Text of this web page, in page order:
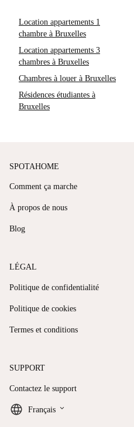
Location appartements 1
chambre à Bruxelles
Location appartements 3
chambres à Bruxelles
Chambres à louer à Bruxelles
Résidences étudiantes à
Bruxelles
SPOTAHOME
Comment ça marche
À propos de nous
Blog
LÉGAL
Politique de confidentialité
Politique de cookies
Termes et conditions
SUPPORT
Contactez le support
Français keyboard_arrow_down